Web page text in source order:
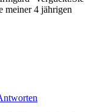
meiner 4 jährigen